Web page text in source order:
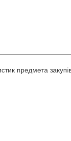
предмета